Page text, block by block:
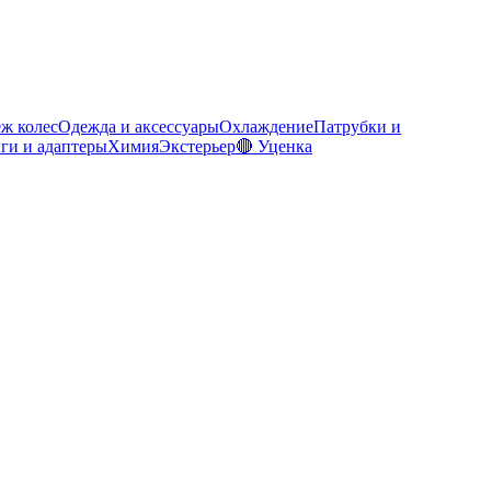
колесОдежда и аксессуарыОхлаждениеПатрубки и
и адаптерыХимияЭкстерьер🔴 Уценка